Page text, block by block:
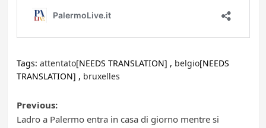
Tags: attentato[NEEDS TRANSLATION] , belgio[NEEDS
TRANSLATION] , bruxelles
Post
Previous:
Ladro a Palermo entra in casa di giorno mentre si